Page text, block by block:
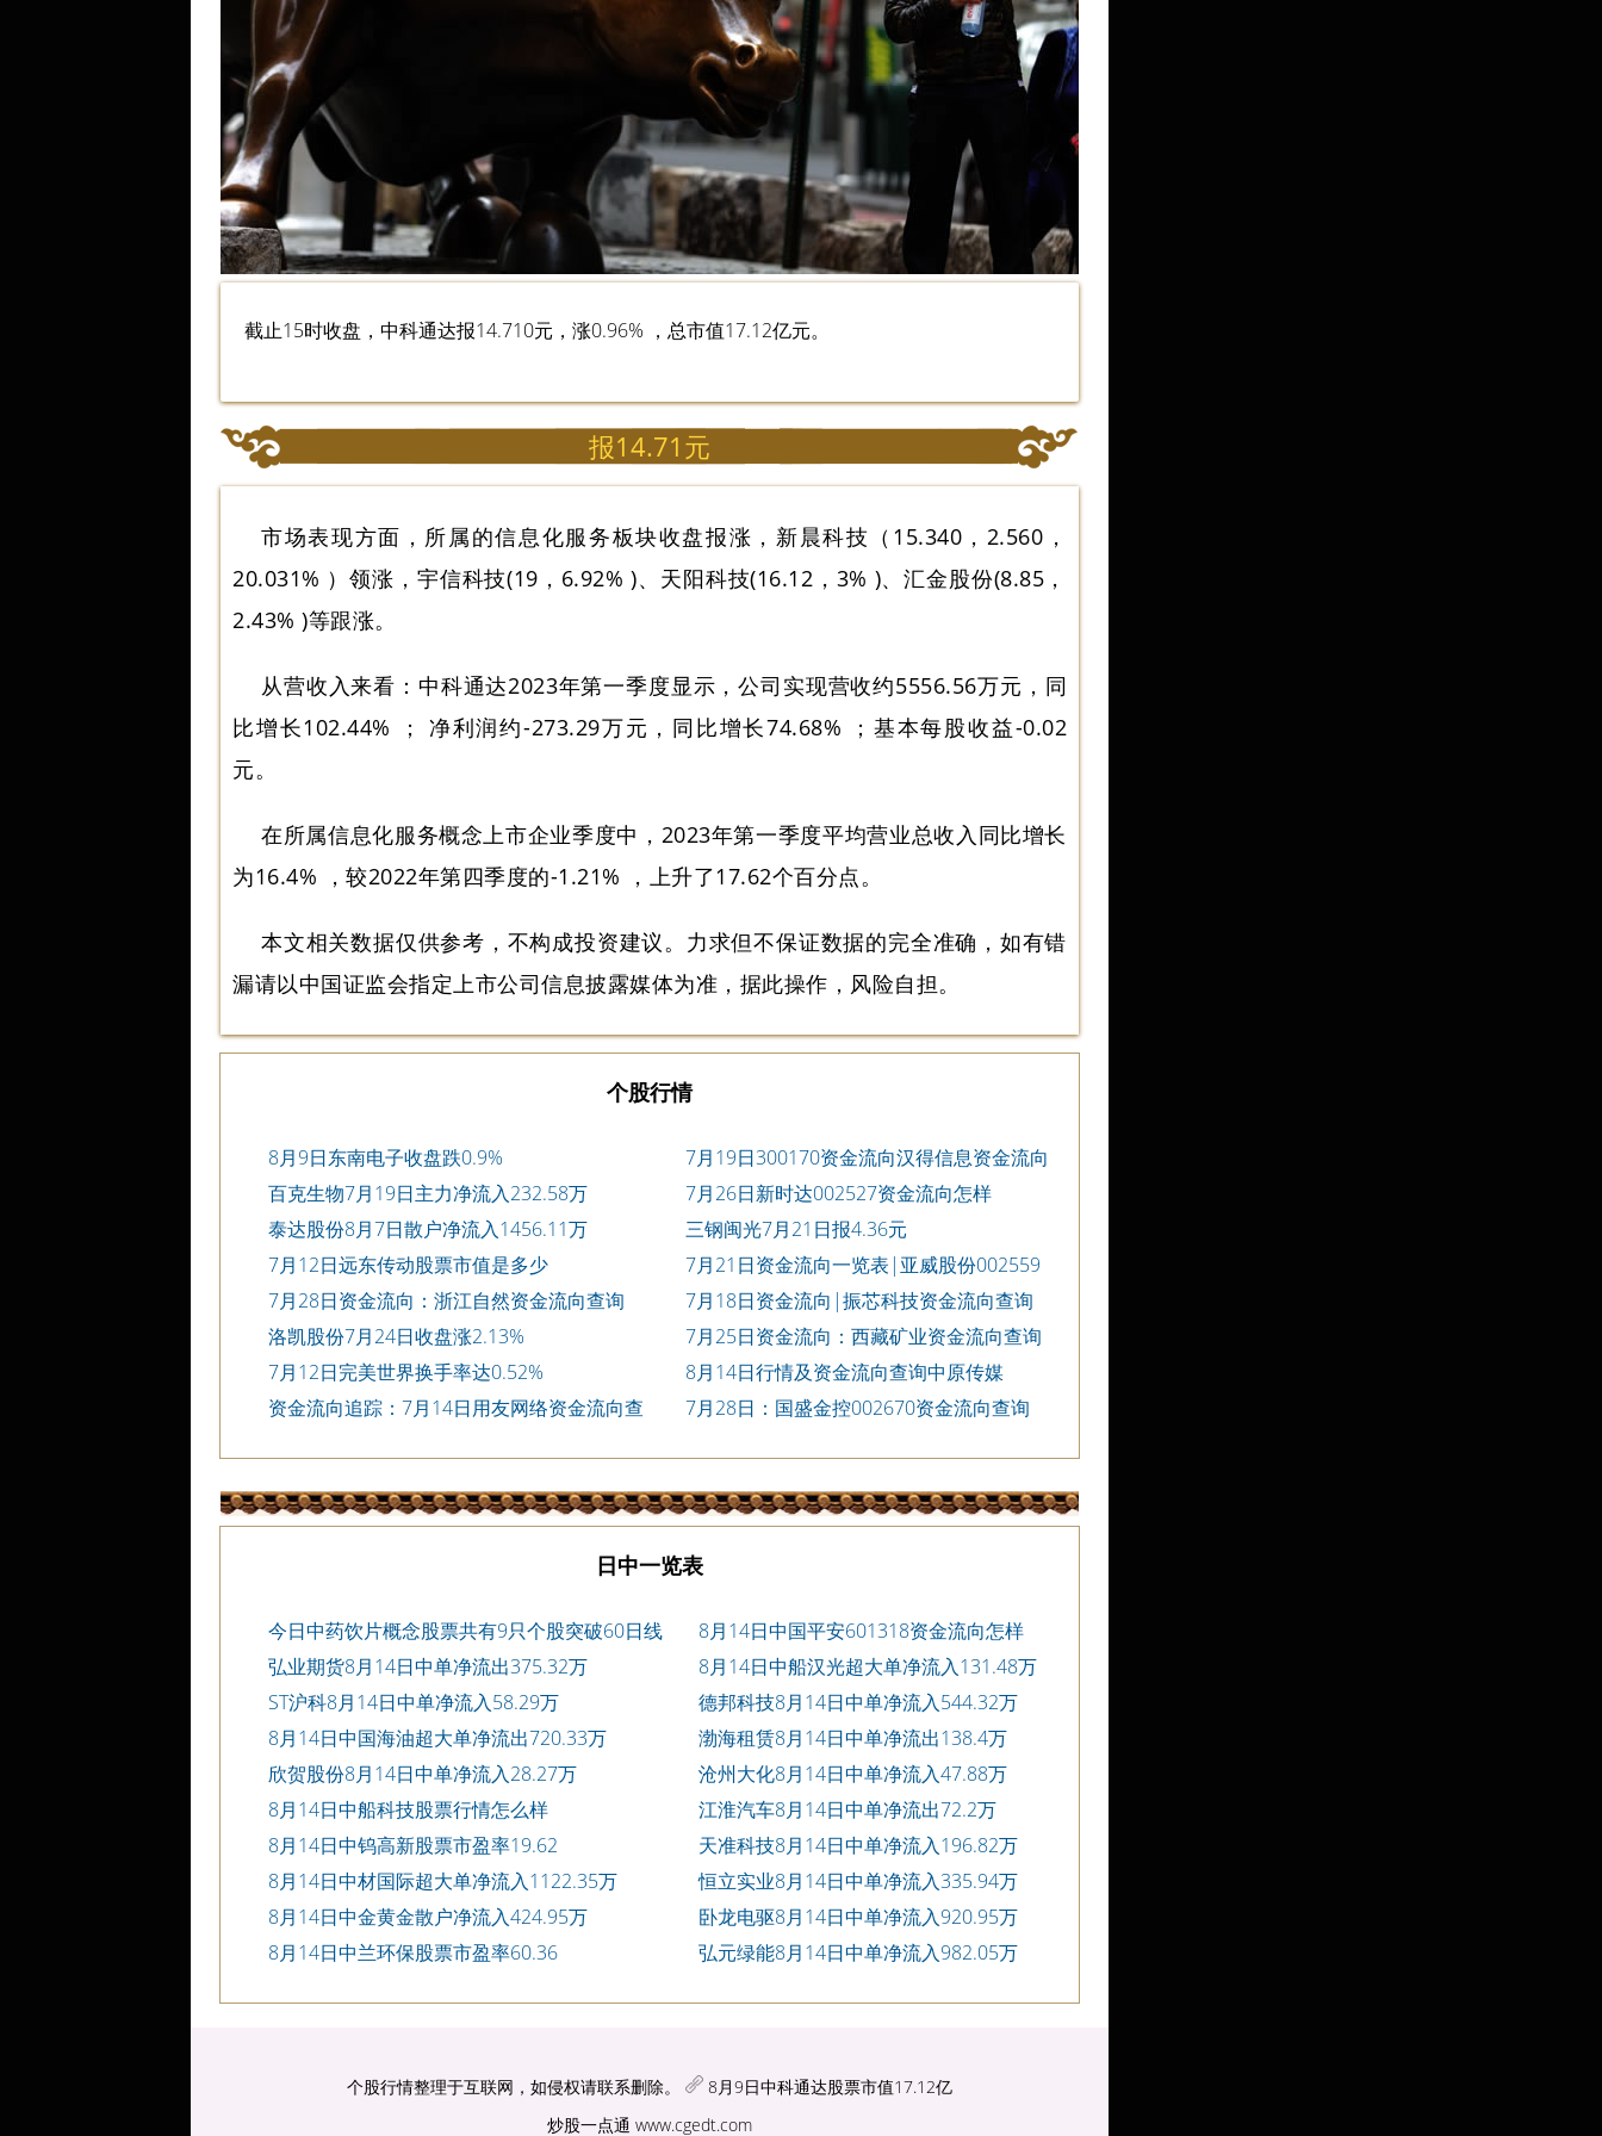
截止15时收盘，中科通达报14.710元，涨0.96% ，总市值17.12亿元。
报14.71元
市场表现方面，所属的信息化服务板块收盘报涨，新晨科技（15.340，2.560，
20.031% ）领涨，宇信科技(19，6.92% )、天阳科技(16.12，3% )、汇金股份(8.85，
2.43% )等跟涨。
从营收入来看：中科通达2023年第一季度显示，公司实现营收约5556.56万元，同
比增长102.44% ； 净利润约-273.29万元，同比增长74.68% ；基本每股收益-0.02
元。
在所属信息化服务概念上市企业季度中，2023年第一季度平均营业总收入同比增长
为16.4% ，较2022年第四季度的-1.21% ，上升了17.62个百分点。
本文相关数据仅供参考，不构成投资建议。力求但不保证数据的完全准确，如有错
漏请以中国证监会指定上市公司信息披露媒体为准，据此操作，风险自担。
个股行情
8月9日东南电子收盘跌0.9%
7月19日300170资金流向汉得信息资金流向
百克生物7月19日主力净流入232.58万
7月26日新时达002527资金流向怎样
泰达股份8月7日散户净流入1456.11万
三钢闽光7月21日报4.36元
7月12日远东传动股票市值是多少
7月21日资金流向一览表|亚威股份002559
7月28日资金流向：浙江自然资金流向查询
7月18日资金流向|振芯科技资金流向查询
洛凯股份7月24日收盘涨2.13%
7月25日资金流向：西藏矿业资金流向查询
7月12日完美世界换手率达0.52%
8月14日行情及资金流向查询中原传媒
资金流向追踪：7月14日用友网络资金流向查
7月28日：国盛金控002670资金流向查询
日中一览表
今日中药饮片概念股票共有9只个股突破60日线
8月14日中国平安601318资金流向怎样
弘业期货8月14日中单净流出375.32万
8月14日中船汉光超大单净流入131.48万
ST沪科8月14日中单净流入58.29万
德邦科技8月14日中单净流入544.32万
8月14日中国海油超大单净流出720.33万
渤海租赁8月14日中单净流出138.4万
欣贺股份8月14日中单净流入28.27万
沧州大化8月14日中单净流入47.88万
8月14日中船科技股票行情怎么样
江淮汽车8月14日中单净流出72.2万
8月14日中钨高新股票市盈率19.62
天准科技8月14日中单净流入196.82万
8月14日中材国际超大单净流入1122.35万
恒立实业8月14日中单净流入335.94万
8月14日中金黄金散户净流入424.95万
卧龙电驱8月14日中单净流入920.95万
8月14日中兰环保股票市盈率60.36
弘元绿能8月14日中单净流入982.05万
个股行情整理于互联网，如侵权请联系删除。
8月9日中科通达股票市值17.12亿
炒股一点通 www.cgedt.com